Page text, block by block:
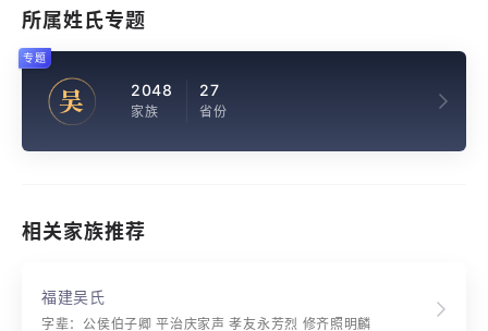
所属姓氏专题
吴 2048
家族
27
省份
专题
相关家族推荐
福建吴氏
字辈：公侯伯子卿 平治庆家声 孝友永芳烈 修齐照明麟